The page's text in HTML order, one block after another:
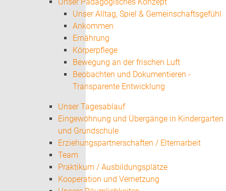
Unser Alltag, Spiel & Gemeinschaftsgefühl
Ankommen
Ernährung
Körperpflege
Bewegung an der frischen Luft
Beobachten und Dokumentieren -
Transparente Entwicklung
Unser Tagesablauf
Eingewöhnung und Übergänge in Kindergarten
und Grundschule
Erziehungspartnerschaften / Elternarbeit
Team
Praktikum / Ausbildungsplätze
Kooperation und Vernetzung